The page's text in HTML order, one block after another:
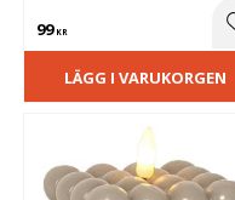
99KR
LÄGG I VARUKORGEN